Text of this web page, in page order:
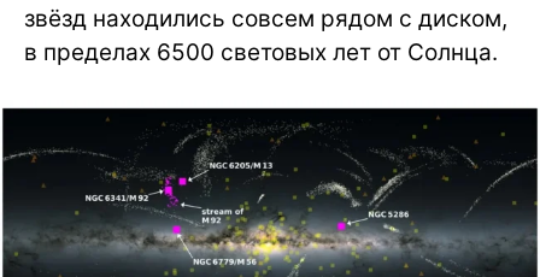
звёзд находились совсем рядом с диском,
в пределах 6500 световых лет от Солнца.